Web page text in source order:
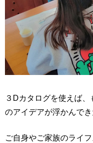
３Dカタログを使えば
のアイデアが浮かんでき
ご自身やご家族のライ